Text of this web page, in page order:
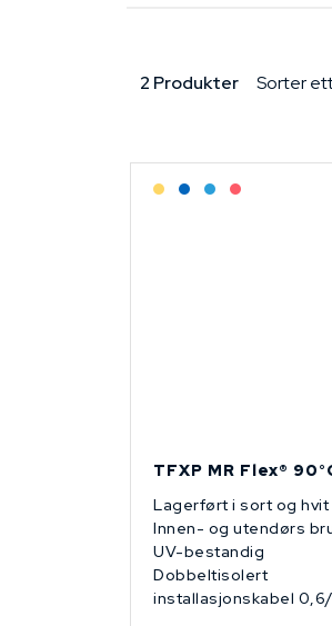
2 Produkter Sorter
Lagerført: Grossist
Lagerført: NEK
Bestilling: 2-3
På
TFXP MR Flex®
Lagerført i sort og hvit
Innen- og utendørs
UV-bestandig
Dobbeltisolert
installasjonskabel 0,6/